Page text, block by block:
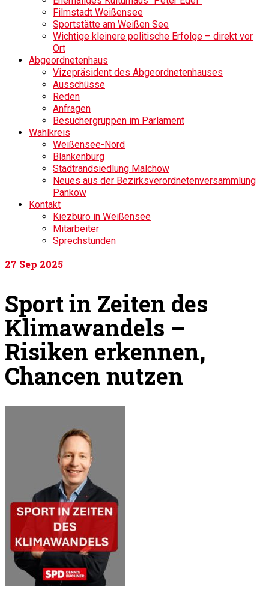
Filmstadt Weißensee
Sportstätte am Weißen See
Wichtige kleinere politische Erfolge – direkt vor
Ort
Abgeordnetenhaus
Vizepräsident des Abgeordnetenhauses
Ausschüsse
Reden
Anfragen
Besuchergruppen im Parlament
Wahlkreis
Weißensee-Nord
Blankenburg
Stadtrandsiedlung Malchow
Neues aus der Bezirksverordnetenversammlung
Pankow
Kontakt
Kiezbüro in Weißensee
Mitarbeiter
Sprechstunden
27 Sep 2025
Sport in Zeiten des
Klimawandels –
Risiken erkennen,
Chancen nutzen